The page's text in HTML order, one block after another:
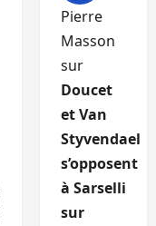
Pierre
Masson
sur
Doucet
et Van
Styvendael
s’opposent
à Sarselli
sur